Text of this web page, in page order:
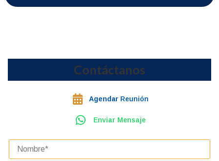
Contáctanos
Agendar Reunión
Enviar Mensaje